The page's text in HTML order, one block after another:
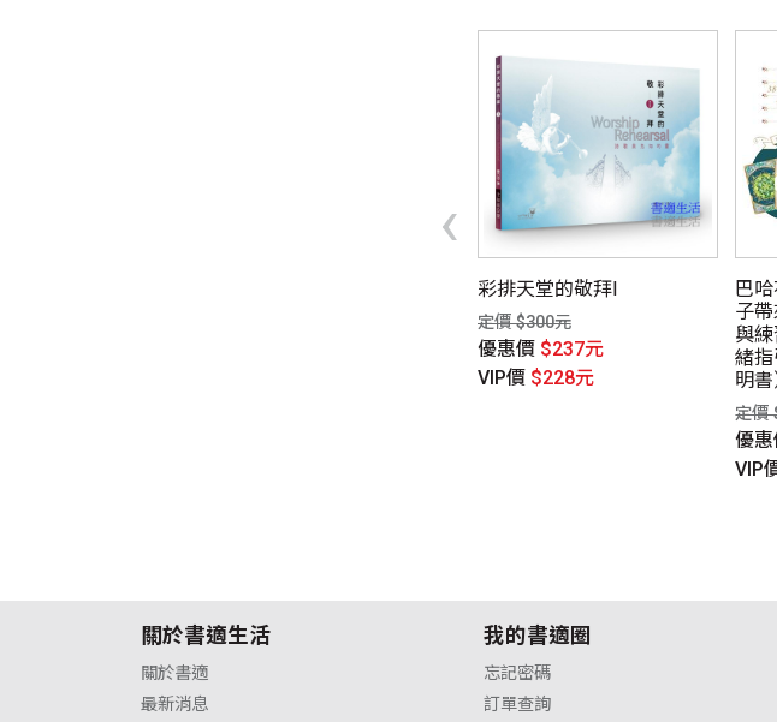
彩排天堂的敬拜Ⅰ
定價 $300元
優惠價 $237元
VIP價 $228元
巴
子
與
緒
明書
定價
優惠
VIP
‹
關於書適生活
關於書適
最新消息
我的書適圈
忘記密碼
訂單查詢